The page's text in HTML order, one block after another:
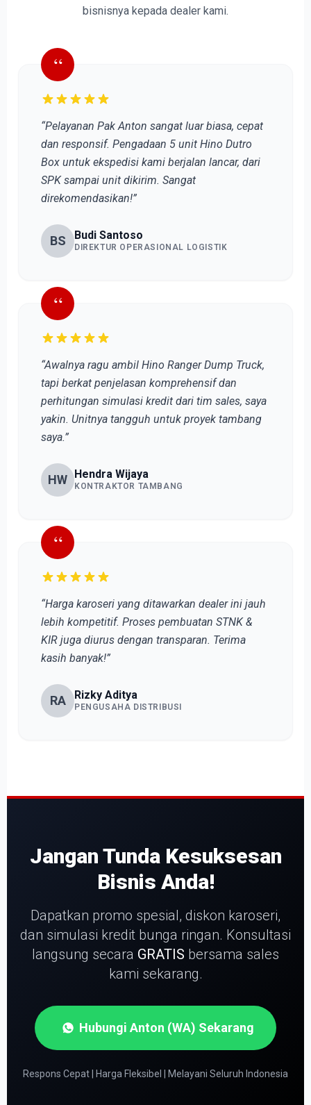
bisnisnya kepada dealer kami.
“
“Pelayanan Pak Anton sangat luar biasa, cepat
dan responsif. Pengadaan 5 unit Hino Dutro
Box untuk ekspedisi kami berjalan lancar, dari
SPK sampai unit dikirim. Sangat
direkomendasikan!”
BS Budi Santoso
DIREKTUR OPERASIONAL LOGISTIK
“
“Awalnya ragu ambil Hino Ranger Dump Truck,
tapi berkat penjelasan komprehensif dan
perhitungan simulasi kredit dari tim sales, saya
yakin. Unitnya tangguh untuk proyek tambang
saya.”
HW Hendra Wijaya
KONTRAKTOR TAMBANG
“
“Harga karoseri yang ditawarkan dealer ini jauh
lebih kompetitif. Proses pembuatan STNK &
KIR juga diurus dengan transparan. Terima
kasih banyak!”
RA Rizky Aditya
PENGUSAHA DISTRIBUSI
Jangan Tunda Kesuksesan
Bisnis Anda!
Dapatkan promo spesial, diskon karoseri,
dan simulasi kredit bunga ringan. Konsultasi
langsung secara GRATIS bersama sales
kami sekarang.
Hubungi Anton (WA) Sekarang
Respons Cepat | Harga Fleksibel | Melayani Seluruh Indonesia